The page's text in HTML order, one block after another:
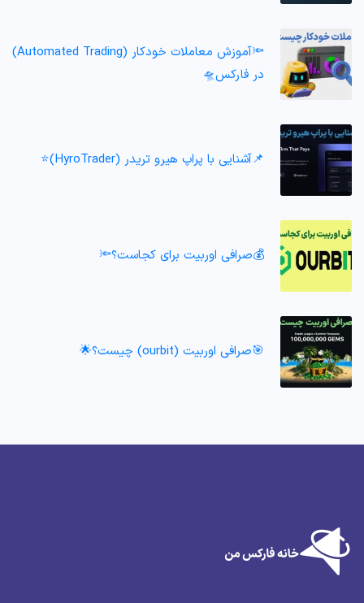
🔦آموزش معاملات خودکار (Automated Trading)
در فارکس🛸
📌آشنایی با پراپ هیرو تریدر (HyroTrader)⭐️
💰صرافی اوربیت برای کجاست؟🔦
🎯صرافی اوربیت (ourbit) چیست؟🌟